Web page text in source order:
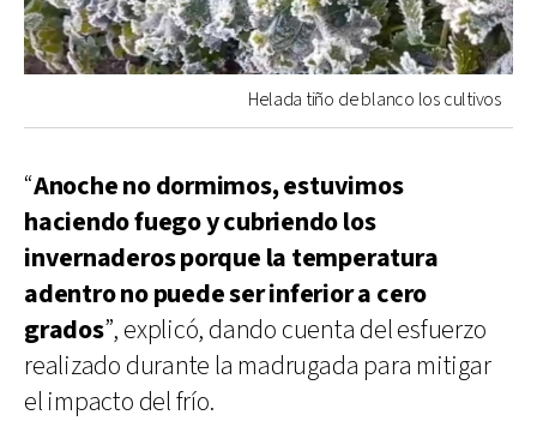
Helada tiño de blanco los cultivos
“Anoche no dormimos, estuvimos
haciendo fuego y cubriendo los
invernaderos porque la temperatura
adentro no puede ser inferior a cero
grados”, explicó, dando cuenta del esfuerzo
realizado durante la madrugada para mitigar
el impacto del frío.